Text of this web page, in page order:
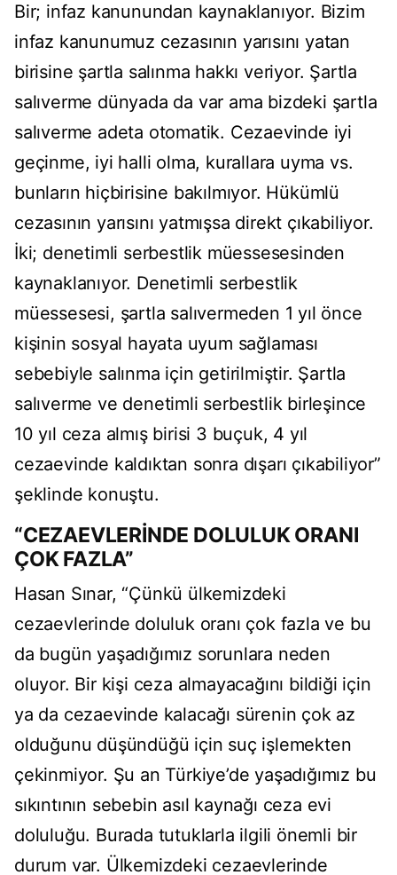
Bir; infaz kanunundan kaynaklanıyor. Bizim
infaz kanunumuz cezasının yarısını yatan
birisine şartla salınma hakkı veriyor. Şartla
salıverme dünyada da var ama bizdeki şartla
salıverme adeta otomatik. Cezaevinde iyi
geçinme, iyi halli olma, kurallara uyma vs.
bunların hiçbirisine bakılmıyor. Hükümlü
cezasının yarısını yatmışsa direkt çıkabiliyor.
İki; denetimli serbestlik müessesesinden
kaynaklanıyor. Denetimli serbestlik
müessesesi, şartla salıvermeden 1 yıl önce
kişinin sosyal hayata uyum sağlaması
sebebiyle salınma için getirilmiştir. Şartla
salıverme ve denetimli serbestlik birleşince
10 yıl ceza almış birisi 3 buçuk, 4 yıl
cezaevinde kaldıktan sonra dışarı çıkabiliyor”
şeklinde konuştu.
“CEZAEVLERİNDE DOLULUK ORANI
ÇOK FAZLA”
Hasan Sınar, “Çünkü ülkemizdeki
cezaevlerinde doluluk oranı çok fazla ve bu
da bugün yaşadığımız sorunlara neden
oluyor. Bir kişi ceza almayacağını bildiği için
ya da cezaevinde kalacağı sürenin çok az
olduğunu düşündüğü için suç işlemekten
çekinmiyor. Şu an Türkiye’de yaşadığımız bu
sıkıntının sebebin asıl kaynağı ceza evi
doluluğu. Burada tutuklarla ilgili önemli bir
durum var. Ülkemizdeki cezaevlerinde